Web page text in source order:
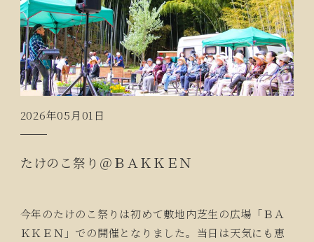
2026年05月01日
たけのこ祭り＠ＢＡＫＫＥＮ
今年のたけのこ祭りは初めて敷地内芝生の広場「ＢＡ
ＫＫＥＮ」での開催となりました。当日は天気にも恵